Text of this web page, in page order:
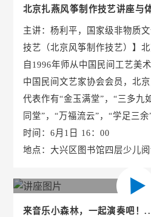
北京扎燕风筝制作技艺讲座与
主讲：杨利平，国家级非物质
技艺（北京风筝制作技艺）】北
自1996年师从中国民间工艺美
中国民间文艺家协会会员，北
代表作有“金玉满堂”，“三多九
同堂”，“万福流云”，“学足三余
时间：6月1日 16：00
地点：大兴区图书馆四层少儿
来音乐小森林，一起演奏吧！